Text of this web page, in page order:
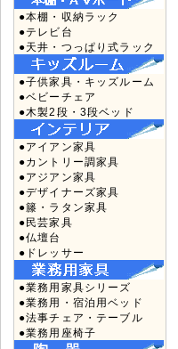
●本棚・収納ラック
●テレビ台
●天井・つっぱり式ラック
●子供家具・キッズルーム
●ベビーチェア
●木製2段・3段ベッド
●アイアン家具
●カントリー調家具
●アジアン家具
●デザイナーズ家具
●籐・ラタン家具
●民芸家具
●仏壇台
●ドレッサー
●業務用家具シリーズ
●業務用・宿泊用ベッド
●法事チェア・テーブル
●業務用座椅子